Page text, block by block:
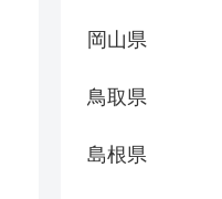
岡山県
鳥取県
島根県